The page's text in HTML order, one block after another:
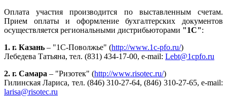
Оплата участия производится по выставленным счетам.
Прием оплаты и оформление бухгалтерских документов
осуществляется региональными дистрибьюторами "1С":
1. г. Казань – "1С-Поволжье" (http://www.1c-pfo.ru/)
Лебедева Татьяна, тел. (831) 434-17-00, e-mail: Lebt@1cpfo.ru
2. г. Самара – "Ризотек" (http://www.risotec.ru/)
Гилинская Лариса, тел. (846) 310-27-64, (846) 310-27-65, e-mail:
larisa@risotec.ru